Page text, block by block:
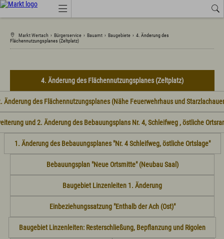
Job-Angebote Wetter
Tourismus Wertach
Aktuelles
Amtsblatt
Amtliche Bekanntmachungen
Anruf-Sammeltaxi, Busse, Bahn
Branchenbuch
Energie
Job-Angebote
Landkreis Oberallgäu
Marktprodukte "vo eis dahoim"
Marktwärme
Neue Ortsmitte mit Saal
Neue Kindertagesstätte in den Starzlachauen
Politik
Markt Wertach › Bürgerservice › Bauamt › Baugebiete › 4. Änderung des
Flächennutzungsplanes (Zeltplatz)
4. Änderung des Flächennutzungsplanes (Zeltplatz)
Änderung des Flächennutzungsplanes (Nähe Feuerwehrhaus und
und 2. Änderung des Bebauungsplans Nr. 4, Schleifweg , östliche
1. Änderung des Bebauungsplanes "Nr. 4 Schleifweg, östliche Ortslage"
Bebauungsplan "Neue Ortsmitte" (Neubau Saal)
Baugebiet Linzenleiten 1. Änderung
Einbeziehungssatzung "Enthalb der Ach (Ost)"
Baugebiet Linzenleiten: Resterschließung, Bepflanzung und Rigolen